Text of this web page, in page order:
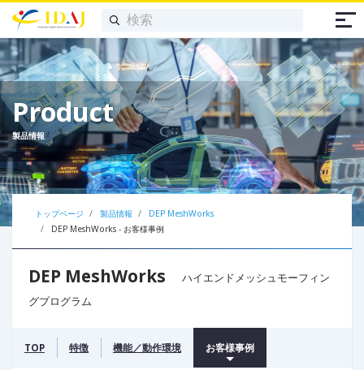
Product
製品情報
トップページ 製品情報
DEP MeshWorks
DEP MeshWorks - お客様事例
DEP MeshWorks
ハイエンドメッシュモーフィン
グプログラム
TOP 特徴 機能／動作環境 お客様事例